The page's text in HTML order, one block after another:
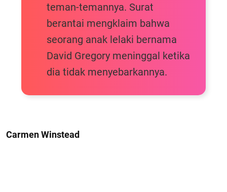
teman-temannya. Surat
berantai mengklaim bahwa
seorang anak lelaki bernama
David Gregory meninggal ketika
dia tidak menyebarkannya.
Carmen Winstead